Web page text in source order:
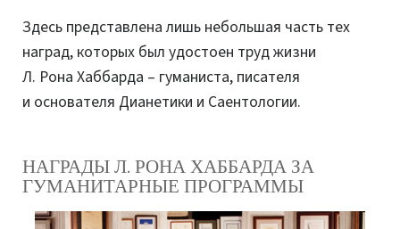
Здесь представлена лишь небольшая часть тех
наград, которых был удостоен труд жизни
Л. Рона Хаббарда – гуманиста, писателя
и основателя Дианетики и Саентологии.
НАГРАДЫ Л. РОНА ХАББАРДА ЗА
ГУМАНИТАРНЫЕ ПРОГРАММЫ